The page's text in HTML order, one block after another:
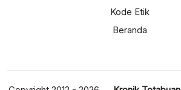
Kode Etik
Beranda